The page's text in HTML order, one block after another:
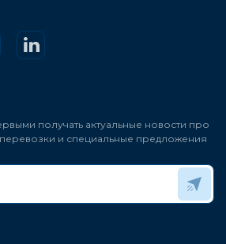
получать актуальные новости про
и специальные предложения